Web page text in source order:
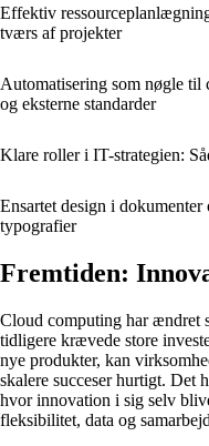
Effektiv
tværs af projekter
Automatisering som nøgle til
og eksterne standarder
Klare roller i IT-strategien:
Ensartet design i
typografier
Fremtiden:
Cloud computing har ændret
tidligere krævede store
nye produkter, kan
skalere succeser hurtigt. Det
hvor innovation i sig selv
fleksibilitet, data og